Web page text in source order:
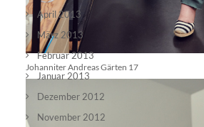
Johanniter Andreas Gärten 17
April 2013
März 2013
Februar 2013
Januar 2013
Dezember 2012
November 2012